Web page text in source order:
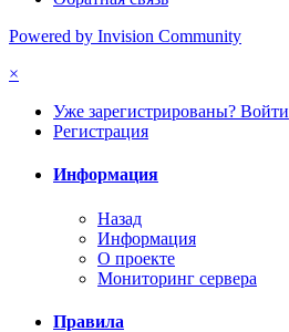
Powered by Invision Community
×
Уже зарегистрированы? Войти
Регистрация
Информация
Назад
Информация
О проекте
Мониторинг сервера
Правила